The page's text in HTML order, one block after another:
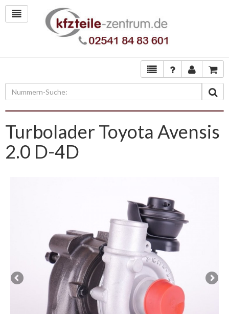
Turbolader Toyota Avensis
2.0 D-4D